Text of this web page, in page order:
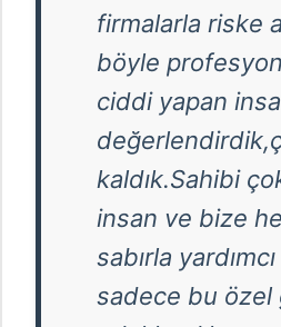
firmalarla riske
böyle
ciddi yapan
kaldık.Sahibi
insan ve bize
sabırla
sadece bu özel